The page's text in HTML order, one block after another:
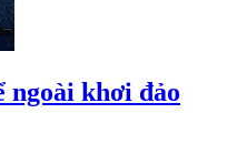
ngoài khơi đảo